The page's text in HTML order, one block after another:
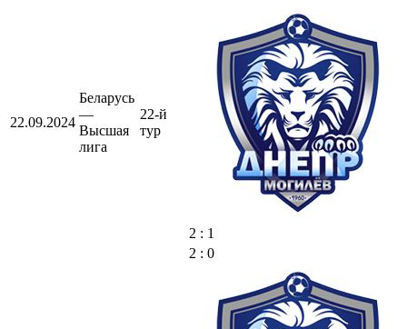
22.09.2024
Беларусь
—
Высшая
лига
22-й
тур
2 : 1
2 : 0